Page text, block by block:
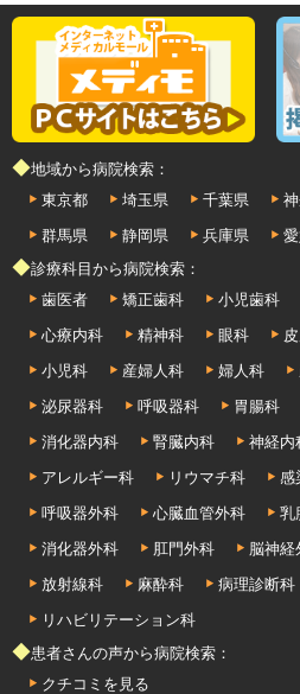
◆地域から病院検索：
東京都
埼玉県 千葉県
群馬県
静岡県 兵庫県
◆診療科目から病院検索：
歯医者
矯正歯科 小児歯科
心療内科
精神科 眼科
小児科
産婦人科 婦人科
泌尿器科
呼吸器科 胃腸科
消化器内科
腎臓内科 神経内
アレルギー科
リウマチ科 感
呼吸器外科
心臓血管外科 乳
消化器外科
肛門外科 脳神経
放射線科
麻酔科 病理診断科
リハビリテーション科
◆患者さんの声から病院検索：
クチコミを見る